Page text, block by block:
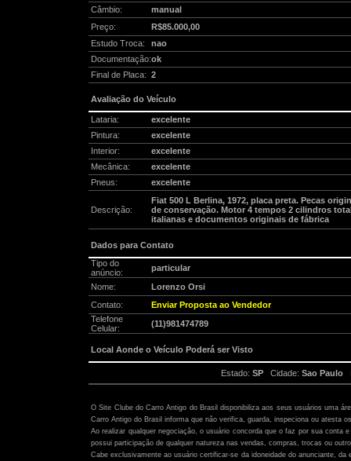
Câmbio:
manual
Preço:
R$85.000,00
Estudo Troca:
nao
Documentação:ok
Final de Placa: 2
Avaliação do Veículo
Lataria:
excelente
Pintura:
excelente
Interior:
excelente
Mecânica:
excelente
Pneus:
excelente
Descrição:
Fiat 500 L Berlina, 1972, placa preta. Pecas
de conservação. Motor 4 tempos 2 cilindros
italianas e documentos originais de fábrica
Dados para Contato
Tipo do
anúncio:
particular
Nome:
Lorenzo Orsi
Contato:
Enviar Proposta ao Vendedor
Telefone
Celular:
(11)981474789
Local Aonde o Veículo Poderá ser Visto
Estado: SPCidade: Sao Paulo
O Site Clube do Carro Antigo do Brasil disponibiliza aos seus usuários uma
Carro Antigo do Brasil informa que não verifica, guarda, inspeciona ou atesta
Ao realizar qualquer negociação, o usuário concorda que o faz por sua conta
possui participação de qualquer natureza nas vendas, compras, trocas ou
Cabe exclusivamente ao usuário certificar-se da idoneidade do anunciante,